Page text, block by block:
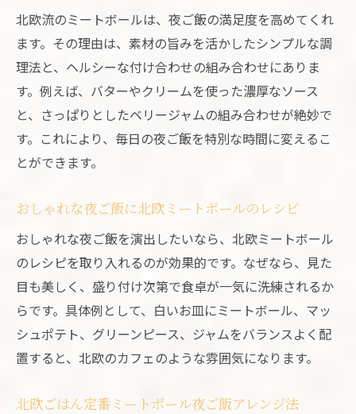
北欧流のミートボールは、夜ご飯の満足度を高めてくれ
ます。その理由は、素材の旨みを活かしたシンプルな調
理法と、ヘルシーな付け合わせの組み合わせにありま
す。例えば、バターやクリームを使った濃厚なソース
と、さっぱりとしたベリージャムの組み合わせが絶妙で
す。これにより、毎日の夜ご飯を特別な時間に変えるこ
とができます。
おしゃれな夜ご飯に北欧ミートボールのレシピ
おしゃれな夜ご飯を演出したいなら、北欧ミートボール
のレシピを取り入れるのが効果的です。なぜなら、見た
目も美しく、盛り付け次第で食卓が一気に洗練されるか
らです。具体例として、白いお皿にミートボール、マッ
シュポテト、グリーンピース、ジャムをバランスよく配
置すると、北欧のカフェのような雰囲気になります。
北欧ごはん定番ミートボール夜ご飯アレンジ法